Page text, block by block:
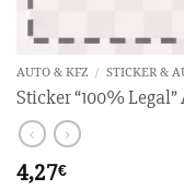
AUTO & KFZ / STICKER &
Sticker “100%
4,27€